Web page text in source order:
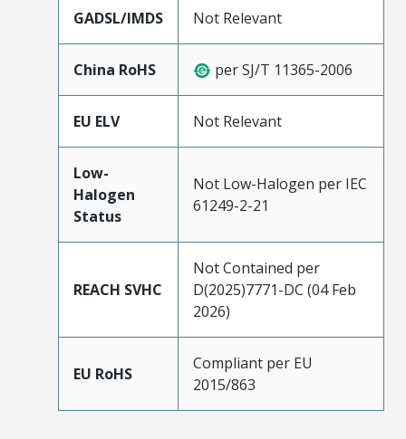
GADSL/IMDS Not Relevant
China RoHS per SJ/T 11365-2006
EU ELV Not Relevant
Low-
Halogen
Status
Not Low-Halogen per IEC
61249-2-21
REACH SVHC
Not Contained per
D(2025)7771-DC (04 Feb
2026)
EU RoHS
Compliant per EU
2015/863